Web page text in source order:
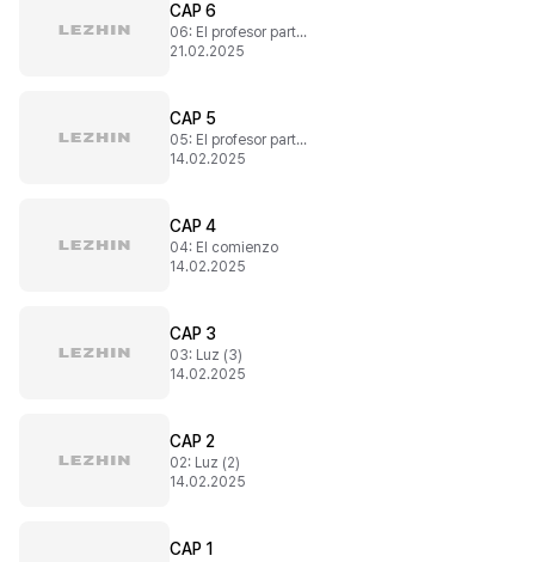
CAP 6
06: El profesor particular (2)
21.02.2025
CAP 5
05: El profesor particular (1)
14.02.2025
CAP 4
04: El comienzo
14.02.2025
CAP 3
03: Luz (3)
14.02.2025
CAP 2
02: Luz (2)
14.02.2025
CAP 1